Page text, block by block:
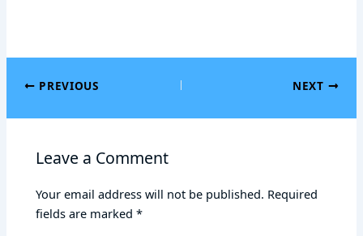
PREVIOUS NEXT
Leave a Comment
Your email address will not be published. Required
fields are marked*